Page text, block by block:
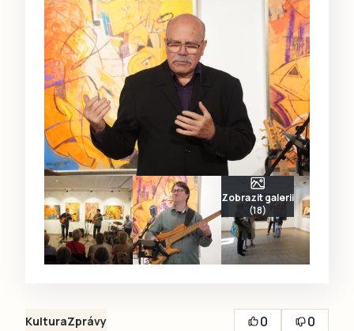
Zobrazit galerii
(18)
KulturaZprávy 0
0